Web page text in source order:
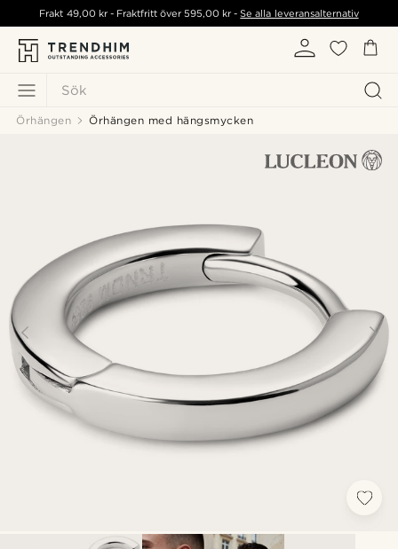
Sök
Frakt 49,00 kr- Fraktfritt över595,00 kr -Se alla leveransalternativ
Örhängen Örhängen med hängsmycken